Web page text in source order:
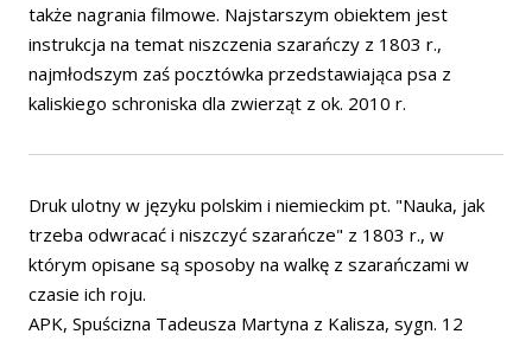
także nagrania filmowe. Najstarszym obiektem jest
instrukcja na temat niszczenia szarańczy z 1803 r.,
najmłodszym zaś pocztówka przedstawiająca psa z
kaliskiego schroniska dla zwierząt z ok. 2010 r.
Druk ulotny w języku polskim i niemieckim pt. "Nauka, jak
trzeba odwracać i niszczyć szarańcze" z 1803 r., w
którym opisane są sposoby na walkę z szarańczami w
czasie ich roju.
APK, Spuścizna Tadeusza Martyna z Kalisza, sygn. 12